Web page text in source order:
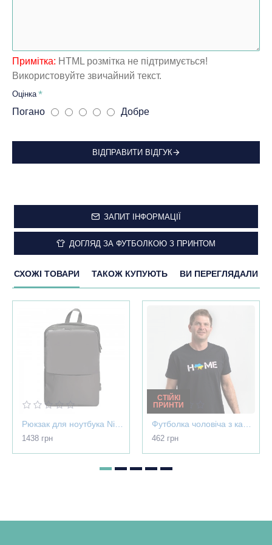
Примітка: HTML розмітка не підтримується!
Використовуйте звичайний текст.
Оцінка
Погано Добре
ВІДПРАВИТИ ВІДГУК
ЗАПИТ ІНФОРМАЦІЇ
ДОГЛЯД ЗА ФУТБОЛКОЮ З ПРИНТОМ
СХОЖІ ТОВАРИ ТАКОЖ КУПУЮТЬ ВИ ПЕРЕГЛЯДАЛИ
1438 грн
СТІЙКІ
ПРИНТИ
462 грн